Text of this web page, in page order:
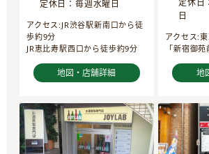
定休日：毎週水曜日
アクセス:JR渋谷駅新南口から徒
歩約9分
JR恵比寿駅西口から徒歩約9分
地図・店舗詳細
日
アクセス:
「新宿御
地